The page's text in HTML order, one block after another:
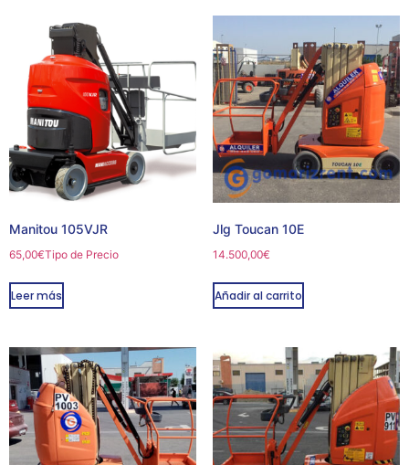
Manitou 105VJR
65,00€Tipo de Precio
Leer más
Jlg Toucan 10E
14.500,00€
Añadir al carrito